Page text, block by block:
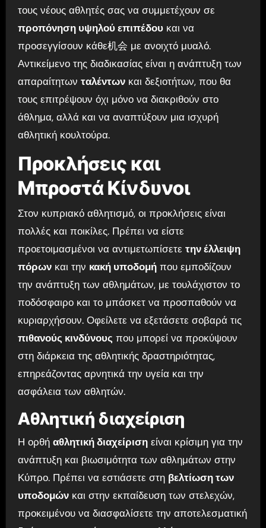
τους νέους αθλητές σας να συμμετέχουν σε
προπόνηση υψηλού επιπέδουκαι να
προσεγγίσουν κάθε机会 με ανοιχτό μυαλό.
Αντικείμενο της διαδικασίας είναι η ανάπτυξη των
απαραίτητων ταλέντωνκαι δεξιοτήτων, που θα
τους επιτρέψουν όχι μόνο να διακριθούν στο
άθλημα, αλλά και να αναπτύξουν μια ισχυρή
αθλητική κουλτούρα.
Προκλήσεις και
Μπροστά Κίνδυνοι
Στον κυπριακό αθλητισμό, οι προκλήσεις είναι
πολλές και ποικίλες. Πρέπει να είστε
προετοιμασμένοι να αντιμετωπίσετε την έλλειψη
πόρωνκαι την κακή υποδομήπου εμποδίζουν
την ανάπτυξη των αθλημάτων, με τουλάχιστον το
ποδόσφαιρο και το μπάσκετ να προσπαθούν να
κυριαρχήσουν. Οφείλετε να εξετάσετε σοβαρά τις
πιθανούς κινδύνους που μπορεί να προκύψουν
στη διάρκεια της αθλητικής δραστηριότητας,
επηρεάζοντας αρνητικά την υγεία και την
ασφάλεια των αθλητών.
Αθλητική διαχείριση
Η ορθή αθλητική διαχείρισηείναι κρίσιμη για την
ανάπτυξη και βιωσιμότητα των αθλημάτων στην
Κύπρο. Πρέπει να εστιάσετε στη βελτίωση των
υποδομώνκαι στην εκπαίδευση των στελεχών,
προκειμένου να διασφαλίσετε την αποτελεσματική